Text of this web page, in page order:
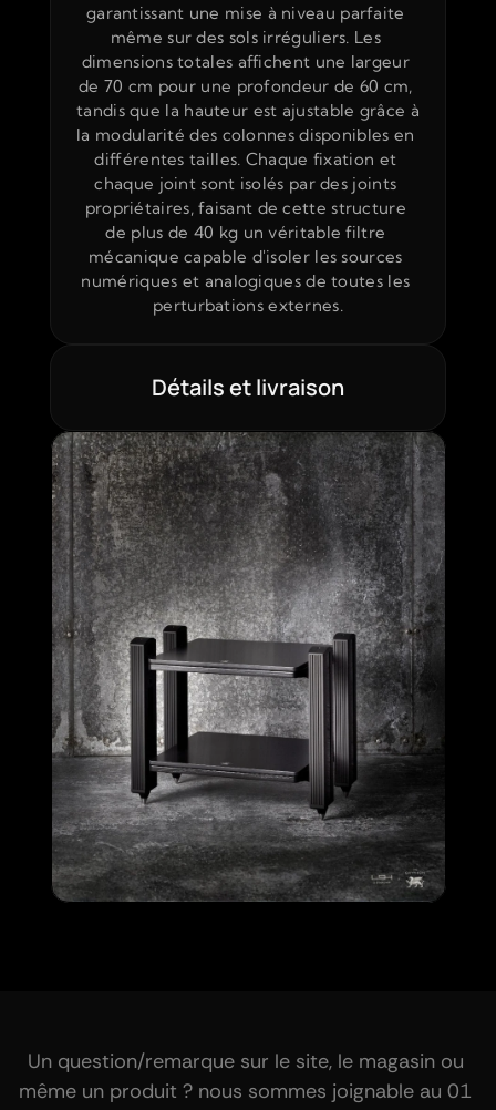
garantissant une mise à niveau parfaite
même sur des sols irréguliers. Les
dimensions totales affichent une largeur
de 70 cm pour une profondeur de 60 cm,
tandis que la hauteur est ajustable grâce à
la modularité des colonnes disponibles en
différentes tailles. Chaque fixation et
chaque joint sont isolés par des joints
propriétaires, faisant de cette structure
de plus de 40 kg un véritable filtre
mécanique capable d'isoler les sources
numériques et analogiques de toutes les
perturbations externes.
Détails et livraison
Un question/remarque sur le site, le magasin ou
même un produit ? nous sommes joignable au 01